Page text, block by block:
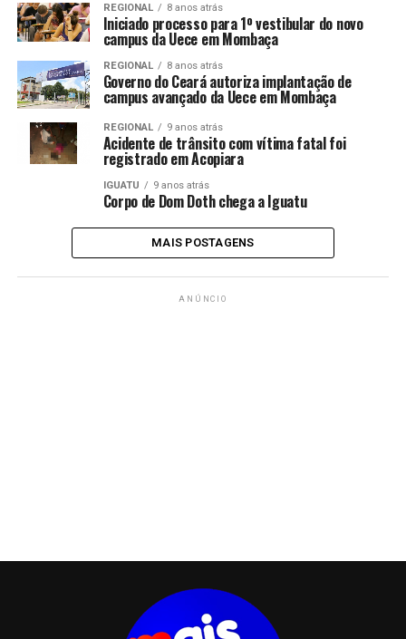
REGIONAL 8 anos atrás
Iniciado processo para 1º vestibular do novo
campus da Uece em Mombaça
REGIONAL 8 anos atrás
Governo do Ceará autoriza implantação de
campus avançado da Uece em Mombaça
REGIONAL 9 anos atrás
Acidente de trânsito com vítima fatal foi
registrado em Acopiara
IGUATU 9 anos atrás
Corpo de Dom Doth chega a Iguatu
MAIS POSTAGENS
ANÚNCIO